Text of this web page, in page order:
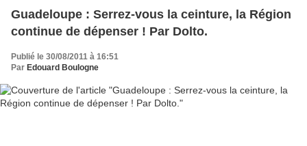
Guadeloupe : Serrez-vous la ceinture, la Région
continue de dépenser ! Par Dolto.
Publié le 30/08/2011 à 16:51
Par Edouard Boulogne